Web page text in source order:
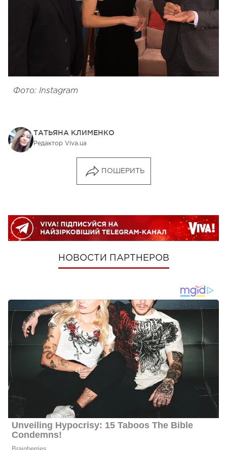
Фото: Instagram
ТАТЬЯНА КЛИМЕНКО
Редактор Viva.ua
ПОШЕРИТЬ
НОВОСТИ ПАРТНЕРОВ